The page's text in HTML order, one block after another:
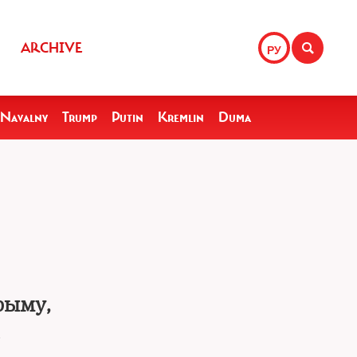
РУ
ARCHIVE
Navalny Trump Putin Kremlin Duma